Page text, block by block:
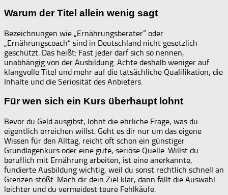
Warum der Titel allein wenig sagt
Bezeichnungen wie „Ernährungsberater“ oder
„Ernährungscoach“ sind in Deutschland nicht gesetzlich
geschützt. Das heißt: Fast jeder darf sich so nennen,
unabhängig von der Ausbildung. Achte deshalb weniger auf
klangvolle Titel und mehr auf die tatsächliche Qualifikation, die
Inhalte und die Seriosität des Anbieters.
Für wen sich ein Kurs überhaupt lohnt
Bevor du Geld ausgibst, lohnt die ehrliche Frage, was du
eigentlich erreichen willst. Geht es dir nur um das eigene
Wissen für den Alltag, reicht oft schon ein günstiger
Grundlagenkurs oder eine gute, seriöse Quelle. Willst du
beruflich mit Ernährung arbeiten, ist eine anerkannte,
fundierte Ausbildung wichtig, weil du sonst rechtlich schnell an
Grenzen stößt. Mach dir dein Ziel klar, dann fällt die Auswahl
leichter und du vermeidest teure Fehlkäufe.